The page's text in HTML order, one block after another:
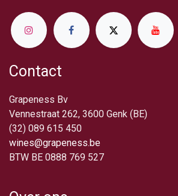
Contact
Grapeness Bv
Vennestraat 262, 3600 Genk (BE)
(32) 089 615 450
wines@grapeness.be
BTW BE 0888 769 527